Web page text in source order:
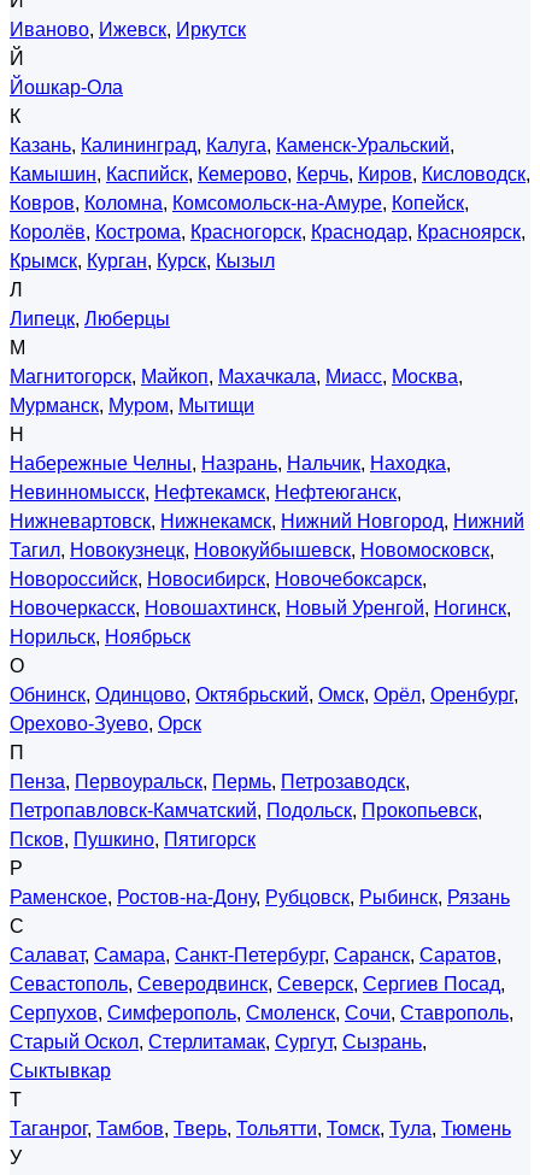
Иваново, Ижевск, Иркутск
Й
Йошкар-Ола
К
Казань, Калининград, Калуга, Каменск-Уральский,
Камышин, Каспийск, Кемерово, Керчь, Киров, Кисловодск,
Ковров, Коломна, Комсомольск-на-Амуре, Копейск,
Королёв, Кострома, Красногорск, Краснодар, Красноярск,
Крымск, Курган, Курск, Кызыл
Л
Липецк, Люберцы
М
Магнитогорск, Майкоп, Махачкала, Миасс, Москва,
Мурманск, Муром, Мытищи
Н
Набережные Челны, Назрань, Нальчик, Находка,
Невинномысск, Нефтекамск, Нефтеюганск,
Нижневартовск, Нижнекамск, Нижний Новгород, Нижний
Тагил, Новокузнецк, Новокуйбышевск, Новомосковск,
Новороссийск, Новосибирск, Новочебоксарск,
Новочеркасск, Новошахтинск, Новый Уренгой, Ногинск,
Норильск, Ноябрьск
О
Обнинск, Одинцово, Октябрьский, Омск, Орёл, Оренбург,
Орехово-Зуево, Орск
П
Пенза, Первоуральск, Пермь, Петрозаводск,
Петропавловск-Камчатский, Подольск, Прокопьевск,
Псков, Пушкино, Пятигорск
Р
Раменское, Ростов-на-Дону, Рубцовск, Рыбинск, Рязань
С
Салават, Самара, Санкт-Петербург, Саранск, Саратов,
Севастополь, Северодвинск, Северск, Сергиев Посад,
Серпухов, Симферополь, Смоленск, Сочи, Ставрополь,
Старый Оскол, Стерлитамак, Сургут, Сызрань,
Сыктывкар
Т
Таганрог, Тамбов, Тверь, Тольятти, Томск, Тула, Тюмень
У